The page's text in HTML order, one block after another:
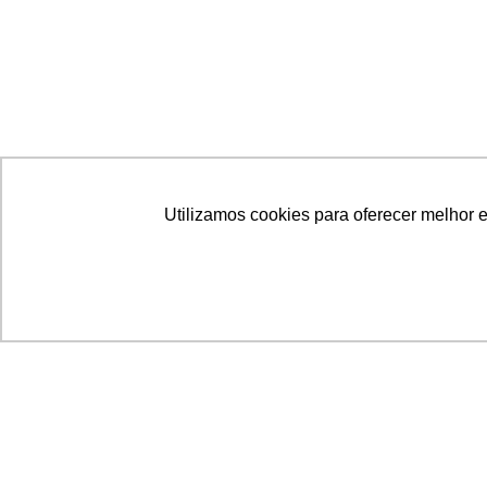
Utilizamos cookies para oferecer melhor